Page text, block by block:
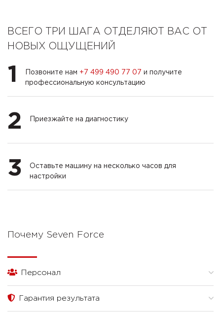
ВСЕГО ТРИ ШАГА ОТДЕЛЯЮТ ВАС ОТ
НОВЫХ ОЩУЩЕНИЙ
1 Позвоните нам +7 499 490 77 07 и получите
профессиональную консультацию
2 Приезжайте на диагностику
3
Оставьте машину на несколько часов для
настройки
Почему Seven Force
Персонал
Гарантия результата